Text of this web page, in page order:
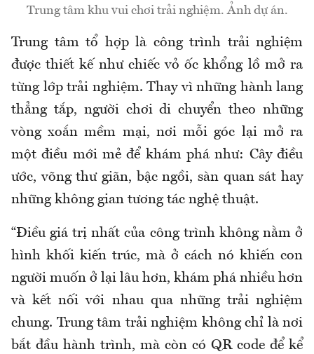
Trung tâm khu vui chơi trải nghiệm. Ảnh dự án.
Trung tâm tổ hợp là công trình trải nghiệm
được thiết kế như chiếc vỏ ốc khổng lồ mở ra
từng lớp trải nghiệm. Thay vì những hành lang
thẳng tắp, người chơi di chuyển theo những
vòng xoắn mềm mại, nơi mỗi góc lại mở ra
một điều mới mẻ để khám phá như: Cây điều
ước, võng thư giãn, bậc ngồi, sàn quan sát hay
những không gian tương tác nghệ thuật.
“Điều giá trị nhất của công trình không nằm ở
hình khối kiến trúc, mà ở cách nó khiến con
người muốn ở lại lâu hơn, khám phá nhiều hơn
và kết nối với nhau qua những trải nghiệm
chung. Trung tâm trải nghiệm không chỉ là nơi
bắt đầu hành trình, mà còn có QR code để kể